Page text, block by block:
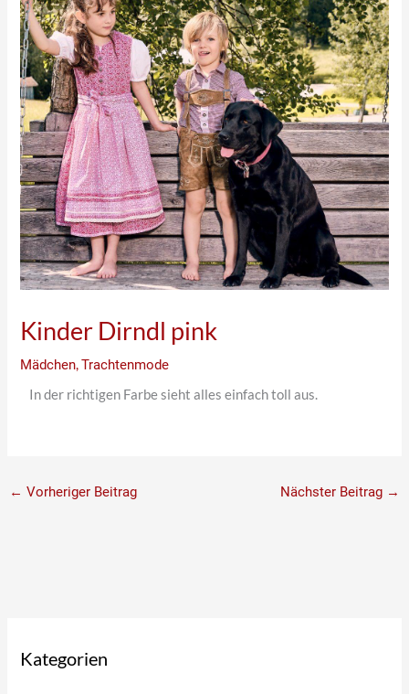
Kinder Dirndl pink
Mädchen,Trachtenmode
In der richtigen Farbe sieht alles einfach toll aus.
← Vorheriger Beitrag Nächster Beitrag →
Kategorien